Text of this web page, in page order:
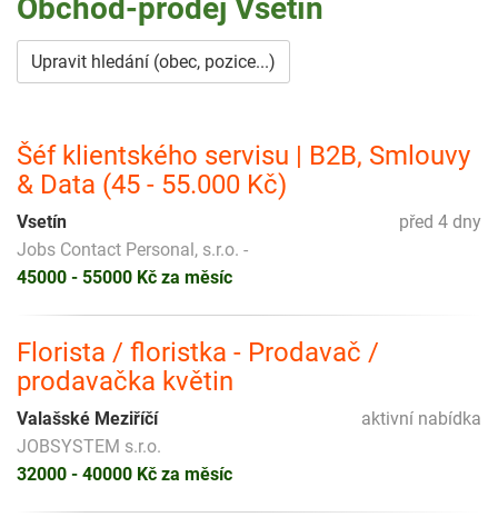
Obchod-prodej Vsetín
Upravit hledání (obec, pozice...)
Šéf klientského servisu | B2B, Smlouvy
& Data (45 - 55.000 Kč)
před 4 dny
Vsetín
Jobs Contact Personal, s.r.o. -
45000 - 55000 Kč za měsíc
Florista / floristka - Prodavač /
prodavačka květin
aktivní nabídka
Valašské Meziříčí
JOBSYSTEM s.r.o.
32000 - 40000 Kč za měsíc